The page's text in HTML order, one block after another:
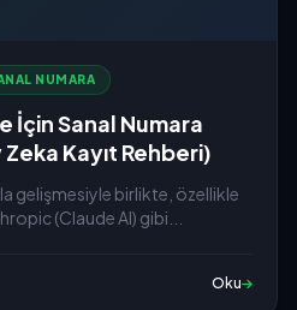
NUMARA
İçin Sanal Numara
Zeka Kayıt Rehberi)
gelişmesiyle birlikte, özellikle
(Claude AI) gibi...
Oku